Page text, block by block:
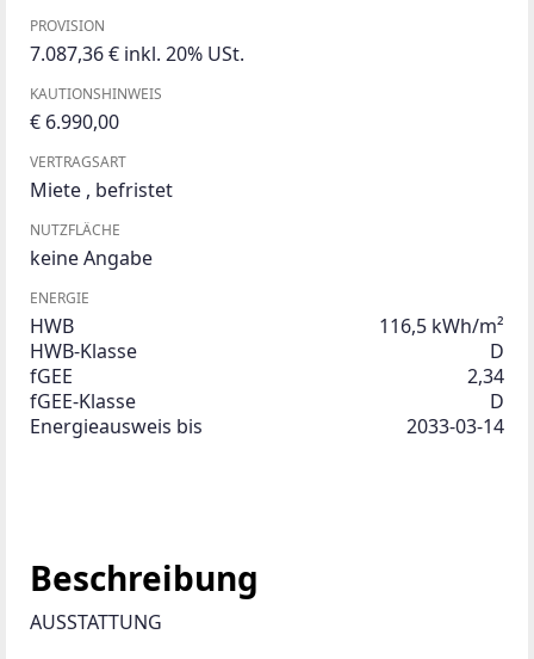
PROVISION
7.087,36 € inkl. 20% USt.
KAUTIONSHINWEIS
€ 6.990,00
VERTRAGSART
Miete , befristet
NUTZFLÄCHE
keine Angabe
ENERGIE
HWB
116,5 kWh/m²
HWB-Klasse
D
fGEE
2,34
fGEE-Klasse
D
Energieausweis bis
2033-03-14
Beschreibung
AUSSTATTUNG